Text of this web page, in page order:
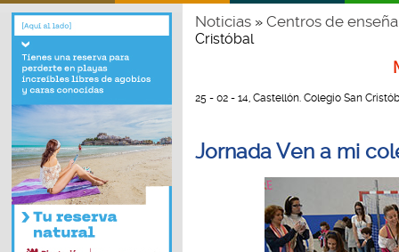
Noticias» Centros de
Cristóbal
25 - 02 - 14, Castellón. Colegio San
Jornada Ven a mi